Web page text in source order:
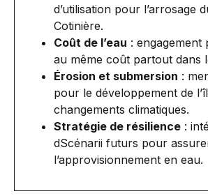
d’utilisation pour l’arrosage
Cotinière.
Coût de l’eau :
au même coût partout dans
Érosion et submersion :
pour le développement de
changements climatiques.
Stratégie de résilience :
dScénarii futurs pour
l’approvisionnement en eau.